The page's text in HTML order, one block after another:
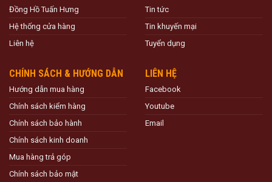
Đồng Hồ Tuấn Hưng
Hệ thống cửa hàng
Liên hệ
Tin tức
Tin khuyến mại
Tuyển dụng
CHÍNH SÁCH & HƯỚNG DẪN
Hướng dẫn mua hàng
Chính sách kiểm hàng
Chính sách bảo hành
Chính sách kinh doanh
Mua hàng trả góp
Chính sách bảo mật
LIÊN HỆ
Facebook
Youtube
Email